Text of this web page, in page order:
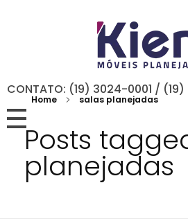
CONTATO: (19) 3024-0001 /
Home salas planejadas
Posts
planejadas